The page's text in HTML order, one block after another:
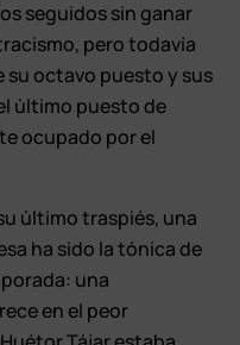
seguidos sin ganar
pero todavía
su octavo puesto y sus
último puesto de
ocupado por el
último traspiés, una
ha sido la tónica de
una
en el peor